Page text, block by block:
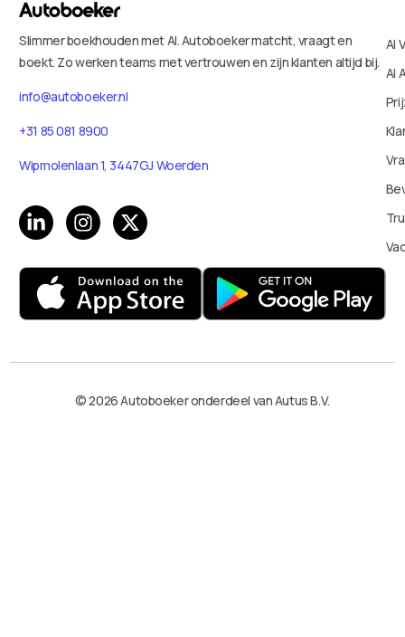
Slimmer boekhouden met AI. Autoboeker matcht, vraagt en
boekt. Zo werken teams met vertrouwen en zijn klanten altijd bij.
info@autoboeker.nl
+31 85 081 8900
Wipmolenlaan 1, 3447GJ Woerden
AI
AI
© 2026 Autoboeker onderdeel van Autus B.V.